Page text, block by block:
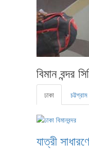
বিমান বন্দর
ঢাকা চট্টগ্রাম
যাত্রী